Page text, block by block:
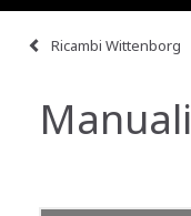
Ricambi Wittenborg
Manuali